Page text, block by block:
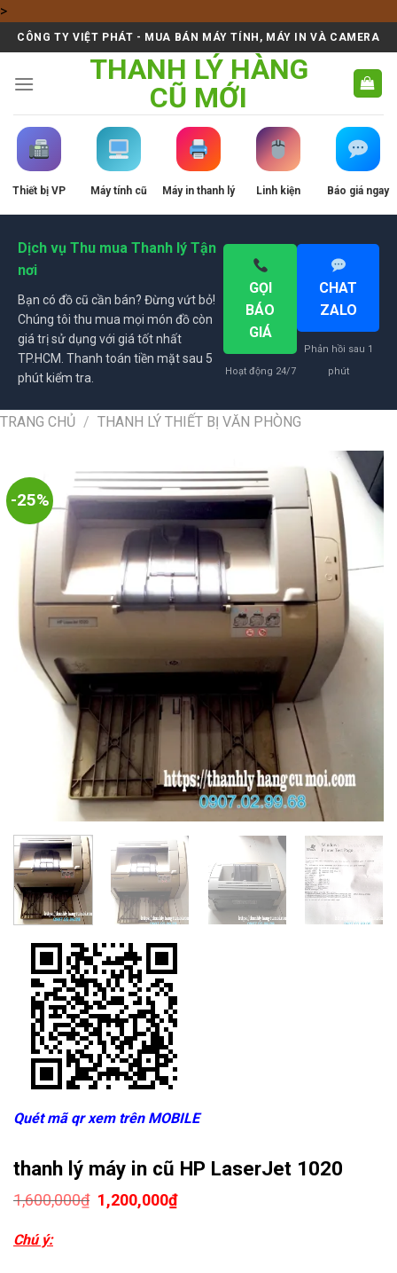
>Skip
to
content
CÔNG TY VIỆT PHÁT - MUA BÁN MÁY TÍNH, MÁY IN VÀ CAMERA
THANH LÝ HÀNG
CŨ MỚI
Thiết bị VP Máy tính cũ Máy in thanh lý Linh kiện Báo giá ngay
Dịch vụ Thu mua Thanh lý Tận
nơi
Bạn có đồ cũ cần bán? Đừng vứt bỏ!
Chúng tôi thu mua mọi món đồ còn
giá trị sử dụng với giá tốt nhất
TP.HCM. Thanh toán tiền mặt sau 5
phút kiểm tra.
GỌI
BÁO
GIÁ
Hoạt động 24/7
CHAT
ZALO
Phản hồi sau 1
phút
TRANG CHỦ / THANH LÝ THIẾT BỊ VĂN PHÒNG
-25%
Quét mã qr xem trên MOBILE
thanh lý máy in cũ HP LaserJet 1020
1,600,000₫ Giá
gốc
1,200,000₫Giá
hiện
Chú ý: